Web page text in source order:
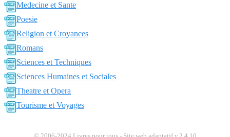
Medecine et Sante
Poesie
Religion et Croyances
Romans
Sciences et Techniques
Sciences Humaines et Sociales
Theatre et Opera
Tourisme et Voyages